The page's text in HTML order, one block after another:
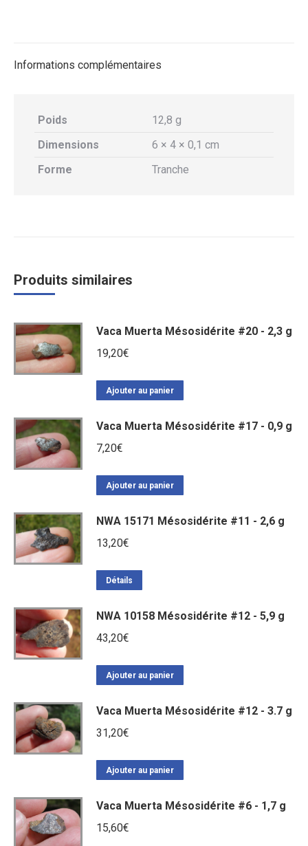
Informations complémentaires
Poids
12,8 g
Dimensions
6 × 4 × 0,1 cm
Forme
Tranche
Produits similaires
Vaca Muerta Mésosidérite #20 - 2,3 g
19,20€
Ajouter au panier
Vaca Muerta Mésosidérite #17 - 0,9 g
7,20€
Ajouter au panier
NWA 15171 Mésosidérite #11 - 2,6 g
13,20€
Détails
NWA 10158 Mésosidérite #12 - 5,9 g
43,20€
Ajouter au panier
Vaca Muerta Mésosidérite #12 - 3.7 g
31,20€
Ajouter au panier
Vaca Muerta Mésosidérite #6 - 1,7 g
15,60€